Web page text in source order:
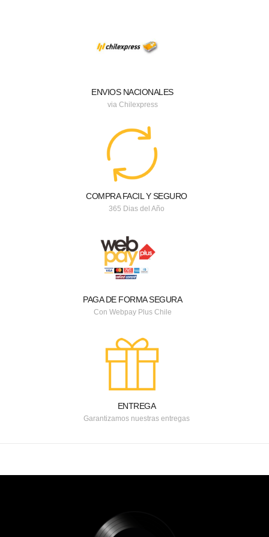
ENVIOS NACIONALES
via Chilexpress
COMPRA FACIL Y SEGURO
365 Dias del Año
PAGA DE FORMA SEGURA
Con Webpay Plus Chile
ENTREGA
Garantizamos nuestras entregas